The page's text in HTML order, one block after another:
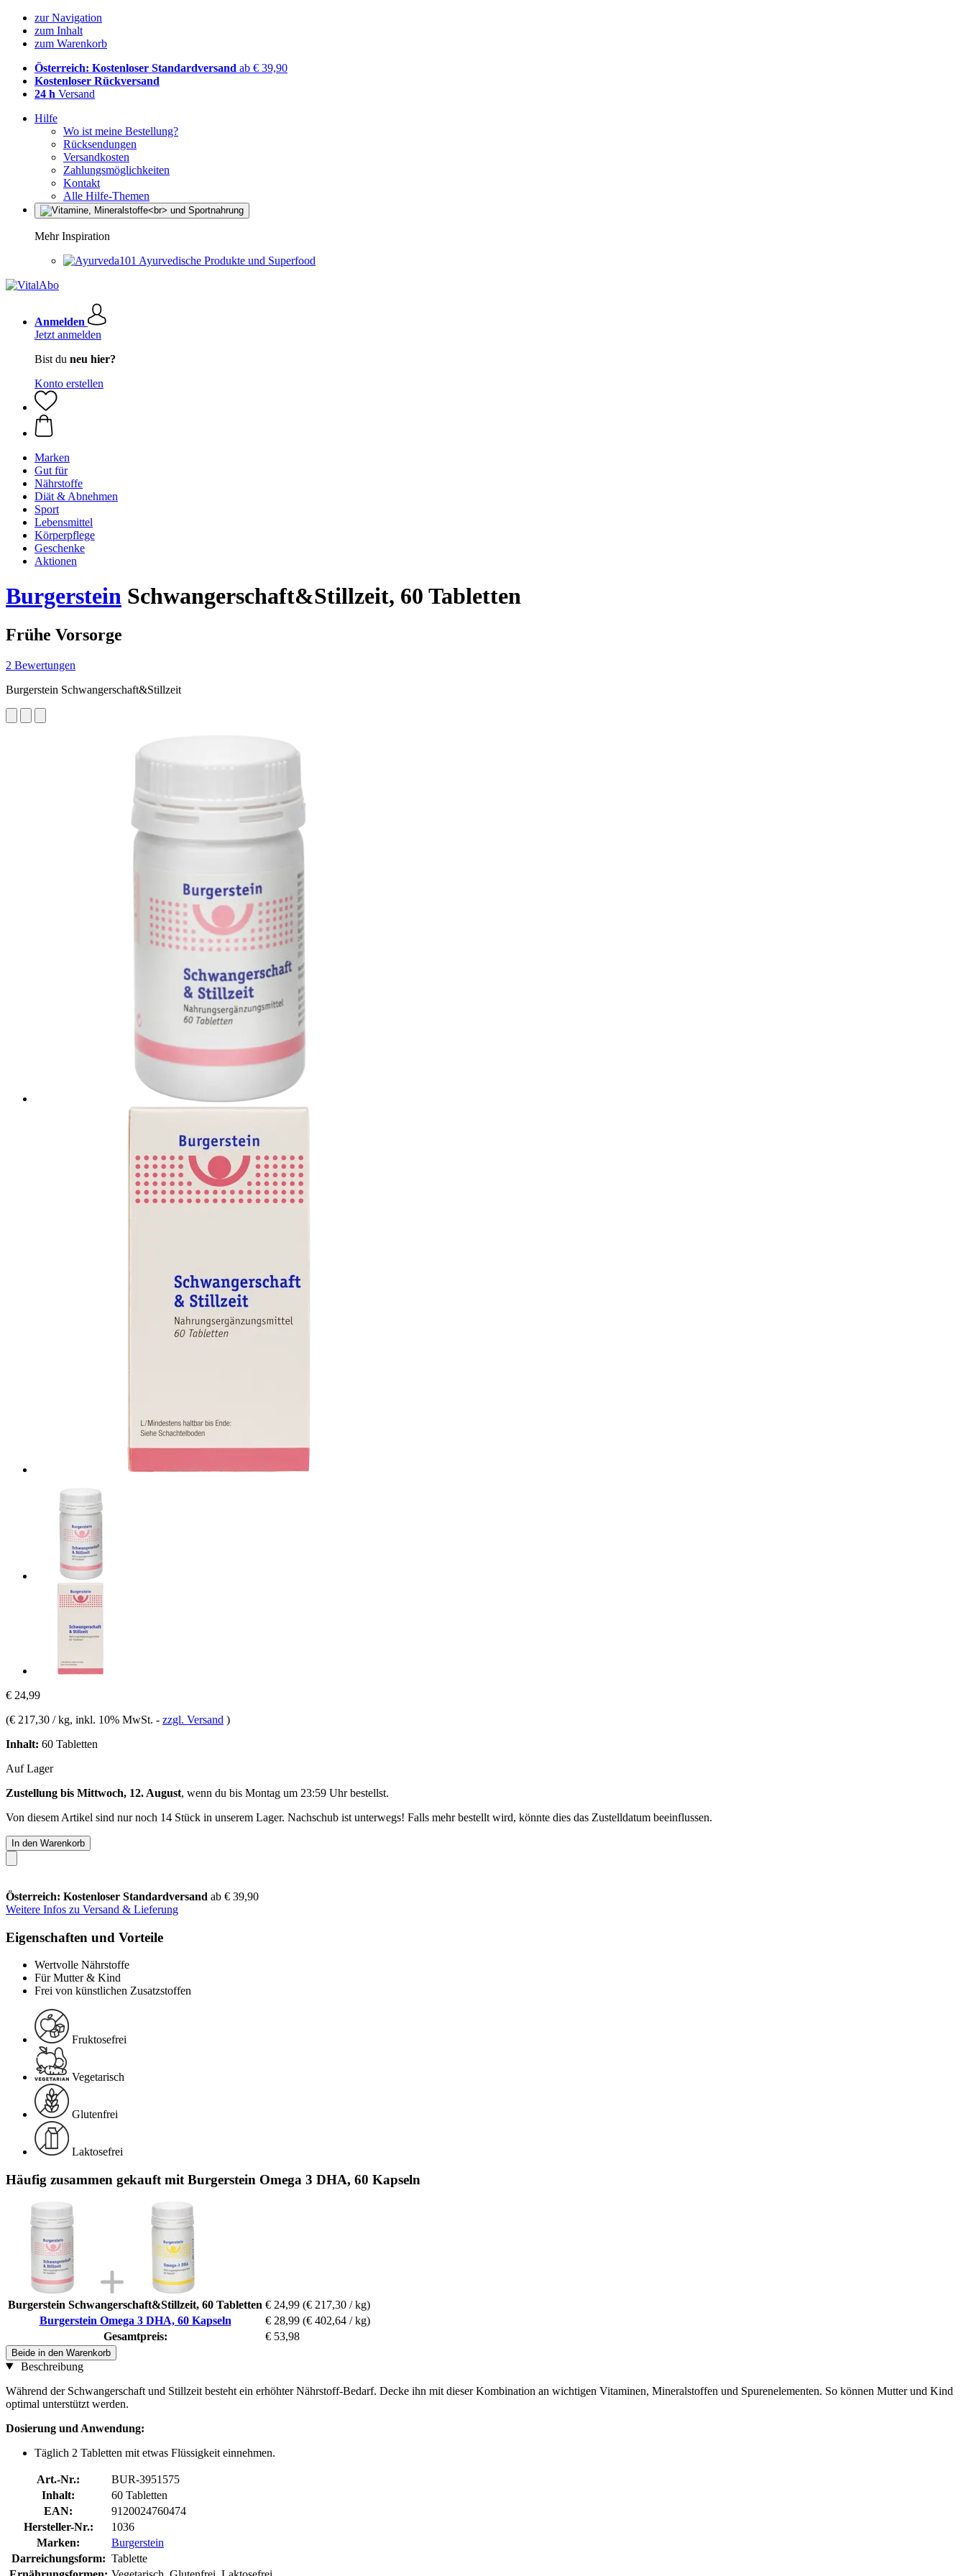
zur Navigation
zum Inhalt
zum Warenkorb
Österreich: Kostenloser Standardversand ab € 39,90
Kostenloser Rückversand
24 h Versand
Hilfe
Wo ist meine Bestellung?
Rücksendungen
Versandkosten
Zahlungsmöglichkeiten
Kontakt
Alle Hilfe-Themen
Mehr Inspiration
Ayurvedische Produkte und Superfood
Anmelden
Jetzt anmelden
Bist du neu hier?
Konto erstellen
Marken
Gut für
Nährstoffe
Diät & Abnehmen
Sport
Lebensmittel
Körperpflege
Geschenke
Aktionen
Burgerstein Schwangerschaft&Stillzeit, 60 Tabletten
Frühe Vorsorge
2 Bewertungen
Burgerstein Schwangerschaft&Stillzeit
€ 24,99
(€ 217,30 / kg, inkl. 10% MwSt. - zzgl. Versand )
Inhalt: 60 Tabletten
Auf Lager
Zustellung bis Mittwoch, 12. August, wenn du bis Montag um 23:59 Uhrbestellst.
Von diesem Artikel sind nur noch 14 Stück in unserem Lager. Nachschub ist unterwegs! Falls mehr bestellt wird, könnte dies das Zustelldatum beeinflussen.
In den Warenkorb
Österreich: Kostenloser Standardversand ab € 39,90
Weitere Infos zu Versand & Lieferung
Eigenschaften und Vorteile
Wertvolle Nährstoffe
Für Mutter & Kind
Frei von künstlichen Zusatzstoffen
Fruktosefrei
Vegetarisch
Glutenfrei
Laktosefrei
Häufig zusammen gekauft mit Burgerstein Omega 3 DHA, 60 Kapseln
Burgerstein Schwangerschaft&Stillzeit, 60 Tabletten € 24,99 (€ 217,30 / kg)
Burgerstein Omega 3 DHA, 60 Kapseln
€ 28,99 (€ 402,64 / kg)
Gesamtpreis:
€ 53,98
Beide in den Warenkorb
Beschreibung
Während der Schwangerschaft und Stillzeit besteht ein erhöhter Nährstoff-Bedarf. Decke ihn mit dieser Kombination an wichtigen Vitaminen, Mineralstoffen und Spurenelementen. So können Mutter und Kind
optimal unterstützt werden.
Dosierung und Anwendung:
Täglich 2 Tabletten mit etwas Flüssigkeit einnehmen.
Art.-Nr.:
BUR-3951575
Inhalt:
60 Tabletten
EAN:
9120024760474
Hersteller-Nr.:
1036
Marken:
Burgerstein
Darreichungsform: Tablette